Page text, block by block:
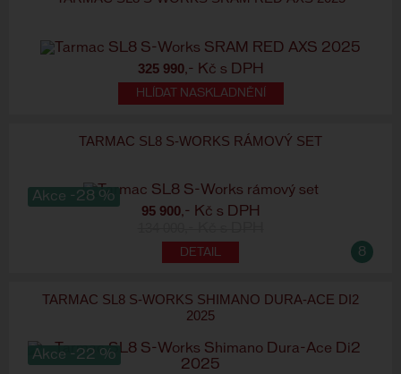
325 990,- Kč s DPH
HLÍDAT NASKLADNĚNÍ
TARMAC SL8 S-WORKS RÁMOVÝ SET
Akce -28 %
95 900,- Kč s DPH
8
TARMAC SL8 S-WORKS SHIMANO DURA-ACE DI2
2025
Akce -22 %